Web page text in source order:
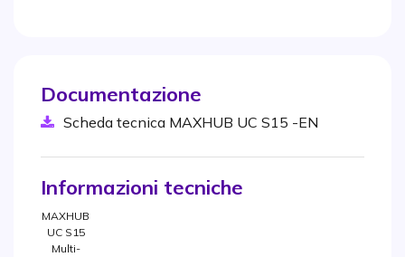
Documentazione
Scheda tecnica MAXHUB UC S15 -EN
Informazioni tecniche
MAXHUB
UC S15
Multi-